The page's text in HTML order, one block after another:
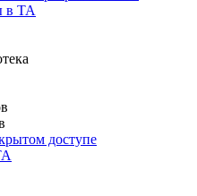
в ТА
доступе